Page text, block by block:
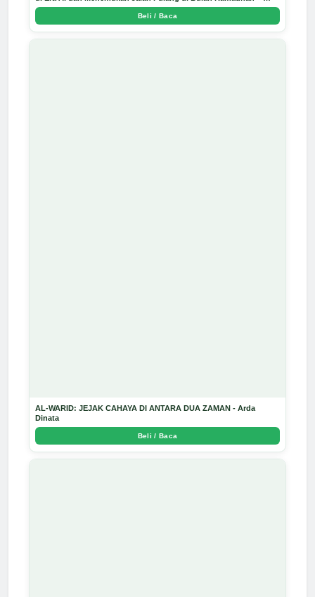
Arda Dinata
Beli / Baca
AL-WARID: JEJAK CAHAYA DI ANTARA DUA ZAMAN - Arda
Dinata
Beli / Baca